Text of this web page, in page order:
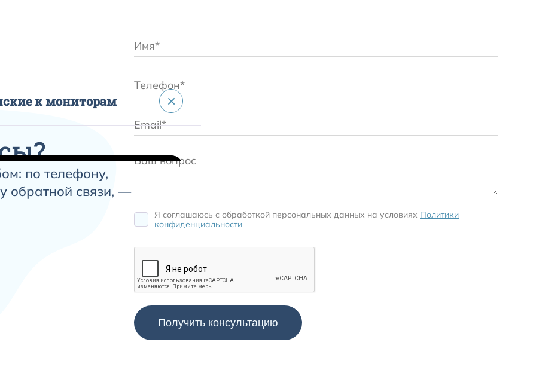
к мониторам ×
и
по телефону,
обратной связи, —
Я соглашаюсь c обработкой персональных данных на условиях Политики
конфиденциальности